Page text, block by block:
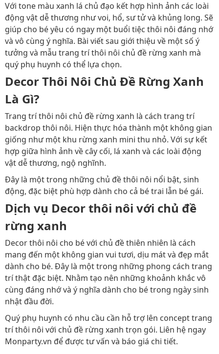
Với tone màu xanh lá chủ đạo kết hợp hình ảnh các loài
động vật dễ thương như voi, hổ, sư tử và khủng long. Sẽ
giúp cho bé yêu có ngay một buổi tiệc thôi nôi đáng nhớ
và vô cùng ý nghĩa. Bài viết sau giới thiệu về một số ý
tưởng và mẫu trang trí thôi nôi chủ đề rừng xanh mà
quý phụ huynh có thể lựa chọn.
Decor Thôi Nôi Chủ Đề Rừng Xanh
Là Gì?
Trang trí thôi nôi chủ đề rừng xanh là cách trang trí
backdrop thôi nôi. Hiện thực hóa thành một không gian
giống như một khu rừng xanh mini thu nhỏ. Với sự kết
hợp giữa hình ảnh về cây cối, lá xanh và các loài động
vật dễ thương, ngộ nghĩnh.
Đây là một trong những chủ đề thôi nôi nổi bật, sinh
động, đặc biệt phù hợp dành cho cả bé trai lẫn bé gái.
Dịch vụ Decor thôi nôi với chủ đề
rừng xanh
Decor thôi nôi cho bé với chủ đề thiên nhiên là cách
mang đến một không gian vui tươi, dịu mát và đẹp mắt
dành cho bé. Đây là một trong những phong cách trang
trí thật đặc biệt. Nhằm tạo nên những khoảnh khắc vô
cùng đáng nhớ và ý nghĩa dành cho bé trong ngày sinh
nhật đầu đời.
Quý phụ huynh có nhu cầu cần hỗ trợ lên concept trang
trí thôi nôi với chủ đề rừng xanh trọn gói. Liên hệ ngay
Monparty.vn để được tư vấn và báo giá chi tiết.